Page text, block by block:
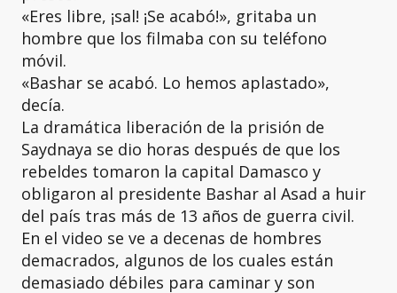
«Eres libre, ¡sal! ¡Se acabó!», gritaba un
hombre que los filmaba con su teléfono
móvil.
«Bashar se acabó. Lo hemos aplastado»,
decía.
La dramática liberación de la prisión de
Saydnaya se dio horas después de que los
rebeldes tomaron la capital Damasco y
obligaron al presidente Bashar al Asad a huir
del país tras más de 13 años de guerra civil.
En el video se ve a decenas de hombres
demacrados, algunos de los cuales están
demasiado débiles para caminar y son